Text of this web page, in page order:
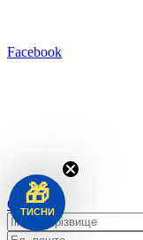
Facebook
Google
🎁
ТИСНИ